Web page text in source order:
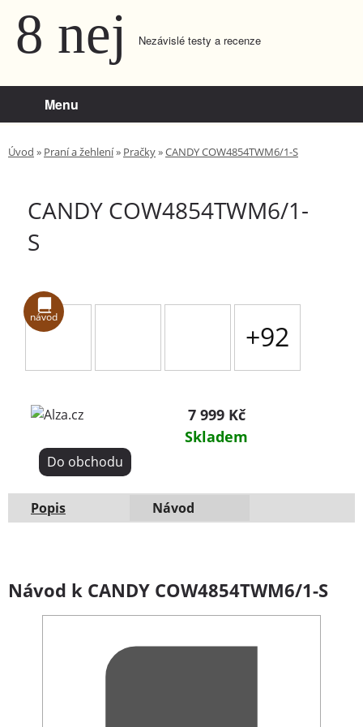
8 nej Nezávislé testy a recenze
Úvod » Praní a žehlení» Pračky»CANDY COW4854TWM6/1-S
CANDY COW4854TWM6/1-
S
návod
+92
7 999 Kč
Skladem
Do obchodu
Popis Návod
Návod k CANDY COW4854TWM6/1-S
Menu